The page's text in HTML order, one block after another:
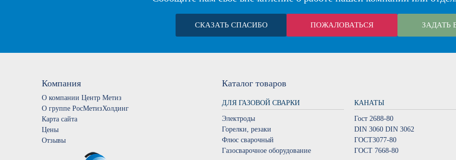
СКАЗАТЬ СПАСИБО ПОЖАЛОВАТЬСЯ ЗАДАТЬ
Компания
О компании Центр Метиз
О группе РосМетизХолдинг
Карта сайта
Цены
Отзывы
Каталог товаров
ДЛЯ ГАЗОВОЙ СВАРКИ
Электроды
Горелки, резаки
Флюс сварочный
Газосварочное оборудование
КАНАТЫ
Гост 2688-80
DIN 3060 DIN 3062
ГОСТ3077-80
ГОСТ 7668-80